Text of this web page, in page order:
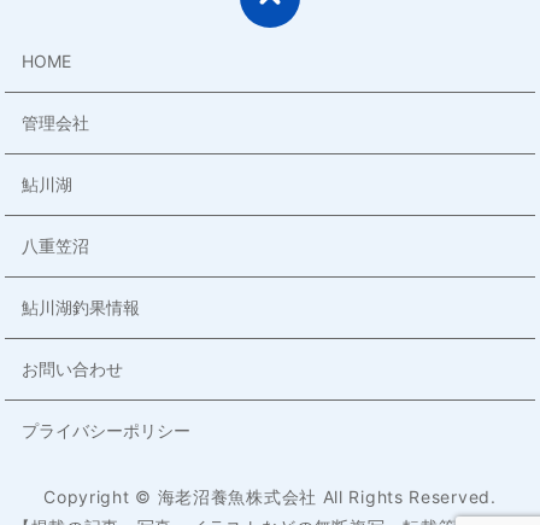
HOME
管理会社
鮎川湖
八重笠沼
鮎川湖釣果情報
お問い合わせ
プライバシーポリシー
Copyright © 海老沼養魚株式会社 All Rights Reserved.